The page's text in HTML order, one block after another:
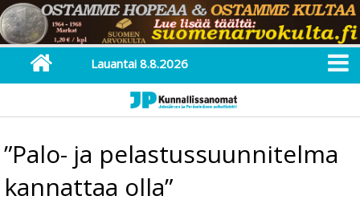
Lauantai 8.8.2026
”Palo- ja pelastussuunnitelma
kannattaa olla”